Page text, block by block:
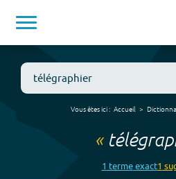
Vous êtes ici : Accueil
«
1 termeexact1